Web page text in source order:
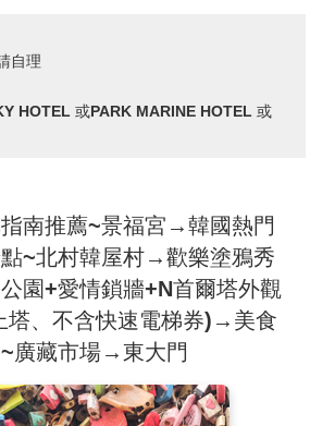
) 。
一定風險，在參與旅遊行程內之
衡量自身身體狀況及滑雪技能，並
指導、及滑雪場之安全規定，進行
與他人安全。如於活動操作上有任
雪不足導致滑雪場關閉，將改首爾
，敬請見諒。
貨-水原星空圖書館2.0】2024年
標也是水原目前最大購物中心，合
星空圖書館2.0擁有超高巨型高
對是2024年最新打卡勝地！
自理
HOTEL 或PARK MARINE HOTEL 或
南推薦~景福宮→韓國熱門
~北村韓屋村→歡樂塗鴉秀
園+愛情鎖牆+N首爾塔外觀
塔、不含快速電梯券)→美食
廣藏市場→東大門